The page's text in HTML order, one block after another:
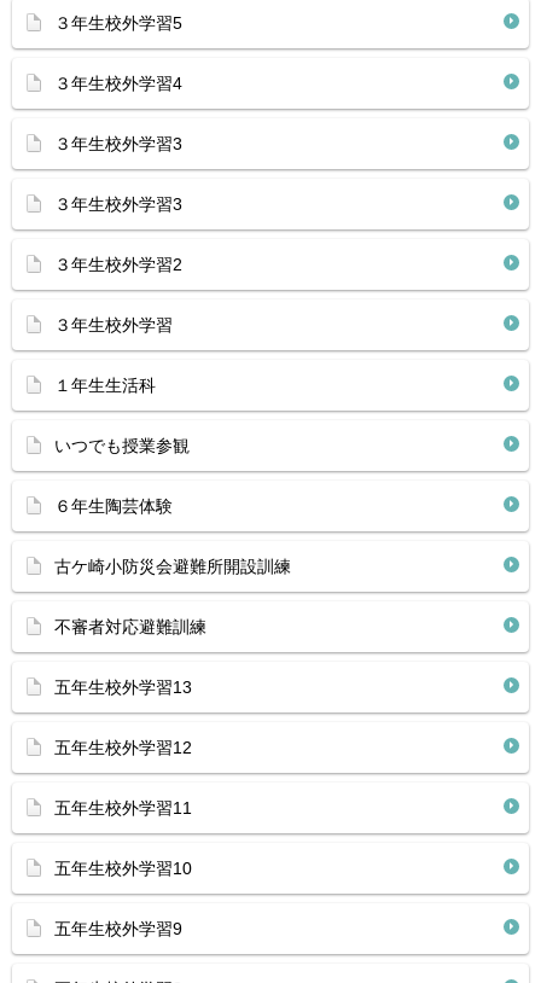
３年生校外学習5
３年生校外学習4
３年生校外学習3
３年生校外学習3
３年生校外学習2
３年生校外学習
１年生生活科
いつでも授業参観
６年生陶芸体験
古ケ崎小防災会避難所開設訓練
不審者対応避難訓練
五年生校外学習13
五年生校外学習12
五年生校外学習11
五年生校外学習10
五年生校外学習9